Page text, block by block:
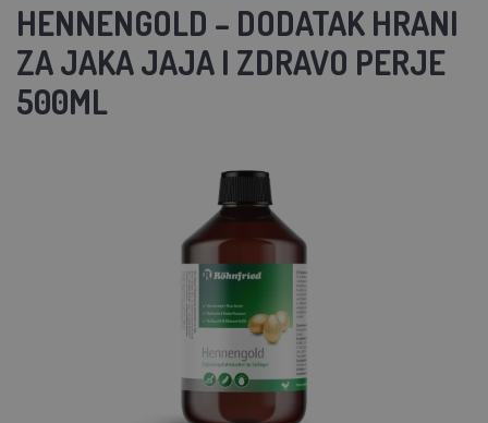
HENNENGOLD – DODATAK HRANI
ZA JAKA JAJA I ZDRAVO PERJE
500ML